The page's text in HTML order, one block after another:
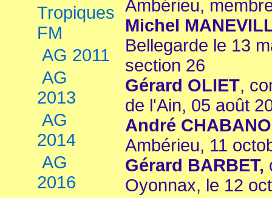
Tropiques
FM
AG 2011
AG
2013
AG
2014
AG
2016
Ambérieu,
Michel
Bellegarde le 13
section 26
Gérard OLIET,
de l'Ain, 05 août
André
Ambérieu, 11
Gérard BARBET,
Oyonnax, le 12